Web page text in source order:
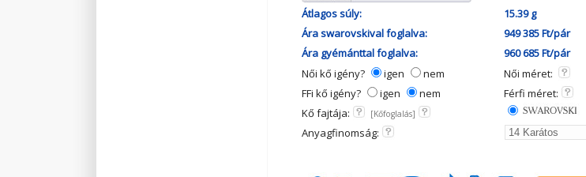
Átlagos súly:
15.39 g
Ára swarovskival foglalva: 949 385 Ft/pár
Ára gyémánttal foglalva: 960 685 Ft/pár
Női kő igény? igen nem
Női méret:
FFi kő igény?
igen nem
Férfi méret:
Kő fajtája:
[Kőfoglalás]
Anyagfinomság: